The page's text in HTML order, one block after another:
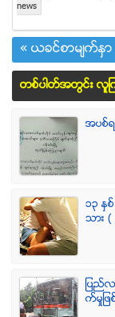
news
« ယခင္စာမ်က္ႏွာ
တစ္ပါတ္အတြင္း လူ
အပစ္ရ
၁၃ ႏွ
သား (
ျပည္
က္မႈျဖ